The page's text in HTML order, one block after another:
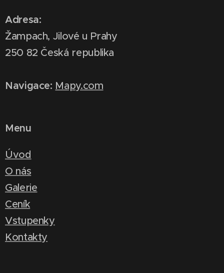
Adresa:
Žampach, Jilové u Prahy
250 82 Česká republika
Navigace: Mapy.com
Menu
Úvod
O nás
Galerie
Ceník
Vstupenky
Kontakty